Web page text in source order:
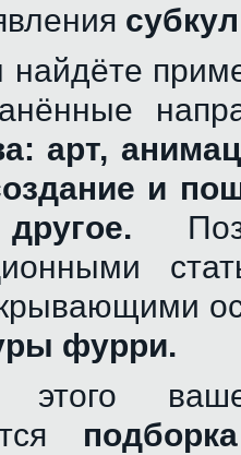
найдёте
арт,
и
фурри.
этого